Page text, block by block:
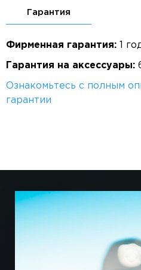
Гарантия
Фирменная гарантия: 1
Гарантия на аксессуары:
Ознакомьтесь с полным
гарантии